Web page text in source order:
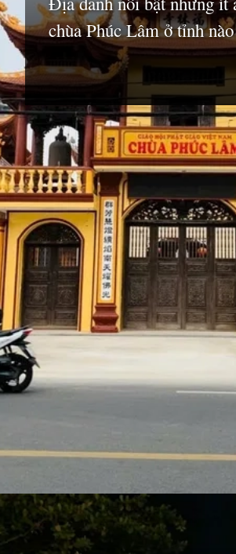
chùa Phúc Lâm ở tỉnh nào
Đang mở https://susach.edu.vn/